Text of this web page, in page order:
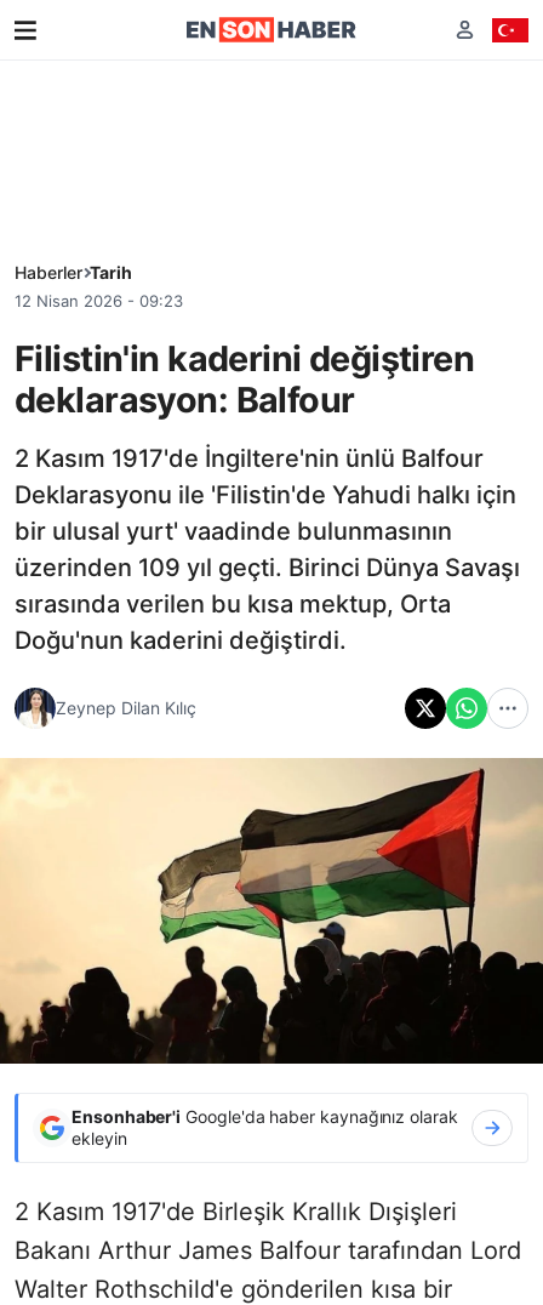
Haberler Tarih
12 Nisan 2026 - 09:23
Filistin'in kaderini değiştiren
deklarasyon: Balfour
2 Kasım 1917'de İngiltere'nin ünlü Balfour
Deklarasyonu ile 'Filistin'de Yahudi halkı için
bir ulusal yurt' vaadinde bulunmasının
üzerinden 109 yıl geçti. Birinci Dünya Savaşı
sırasında verilen bu kısa mektup, Orta
Doğu'nun kaderini değiştirdi.
Zeynep Dilan Kılıç
Ensonhaber'i Google'da haber kaynağınız olarak
ekleyin
2 Kasım 1917'de Birleşik Krallık Dışişleri
Bakanı Arthur James Balfour tarafından Lord
Walter Rothschild'e gönderilen kısa bir